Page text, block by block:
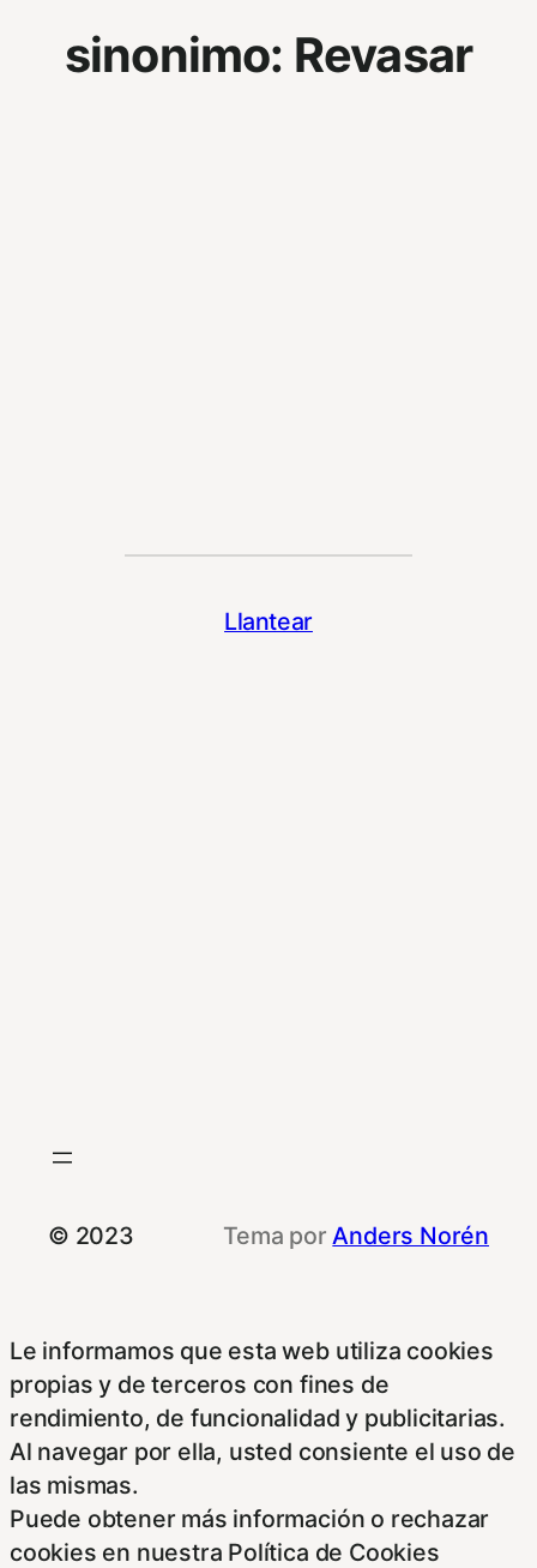
sinonimo: Revasar
Llantear
© 2023 Tema porAnders Norén
Le informamos que esta web utiliza cookies
propias y de terceros con fines de
rendimiento, de funcionalidad y publicitarias.
Al navegar por ella, usted consiente el uso de
las mismas.
Puede obtener más información o rechazar
cookies en nuestra Política de Cookies